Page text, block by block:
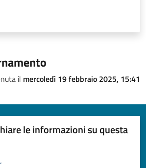
il mercoledì 19 febbraio 2025, 15:41
le informazioni su questa
pagina